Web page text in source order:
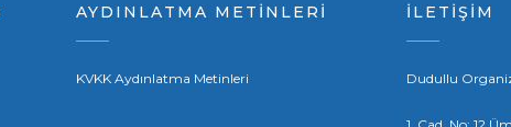
AYDINLATMA METİNLERİ
KVKK Aydınlatma Metinleri
İLETİŞİM
Dudullu